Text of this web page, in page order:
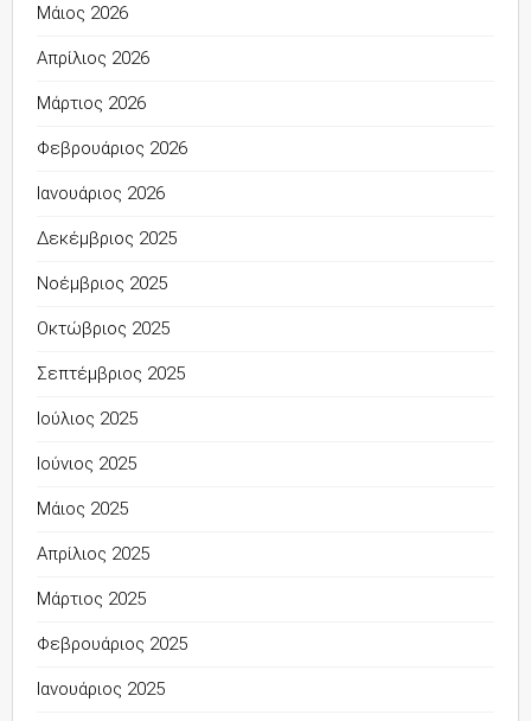
Μάιος 2026
Απρίλιος 2026
Μάρτιος 2026
Φεβρουάριος 2026
Ιανουάριος 2026
Δεκέμβριος 2025
Νοέμβριος 2025
Οκτώβριος 2025
Σεπτέμβριος 2025
Ιούλιος 2025
Ιούνιος 2025
Μάιος 2025
Απρίλιος 2025
Μάρτιος 2025
Φεβρουάριος 2025
Ιανουάριος 2025